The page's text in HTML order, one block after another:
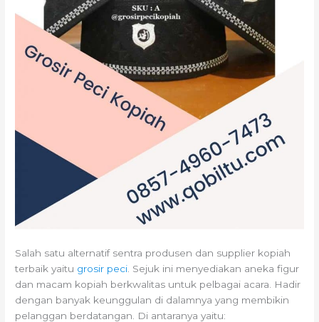
Salah satu alternatif sentra produsen dan supplier kopiah
terbaik yaitu grosir peci . Sejuk ini menyediakan aneka figur
dan macam kopiah berkwalitas untuk pelbagai acara. Hadir
dengan banyak keunggulan di dalamnya yang membikin
pelanggan berdatangan. Di antaranya yaitu: